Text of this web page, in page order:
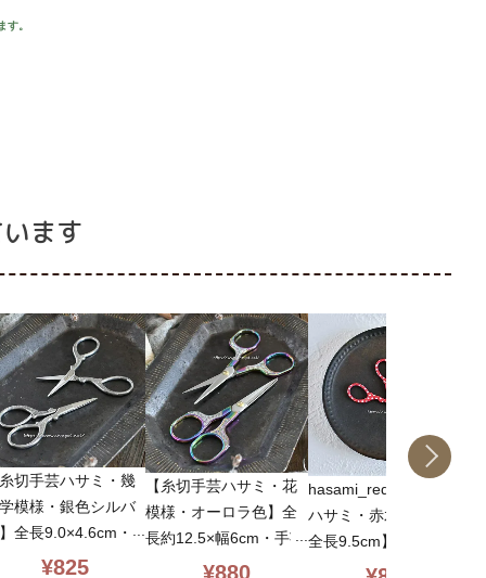
す。
ます
糸切手芸ハサミ・幾
模様・銀色シルバ
全長9.0×4.6cm・
芸全般・裏糸の処理
¥825
【糸切手芸ハサミ・花
模様・オーロラ色】全
長約12.5×幅6cm・手芸
全般・裏糸の処理など
¥880
hasami_red【糸切手芸
ハサミ・赤水玉模様・
全長9.5cm】手芸全
般・裏糸の処理などに